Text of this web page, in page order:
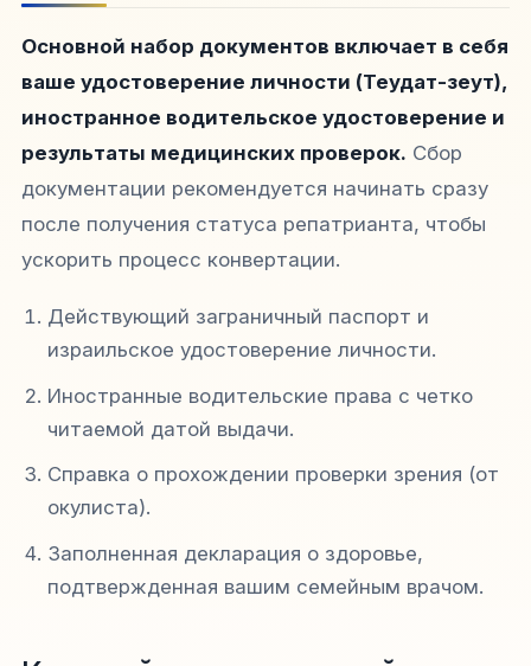
Основной набор документов включает в себя
ваше удостоверение личности (Теудат-зеут),
иностранное водительское удостоверение и
результаты медицинских проверок. Сбор
документации рекомендуется начинать сразу
после получения статуса репатрианта, чтобы
ускорить процесс конвертации.
Действующий заграничный паспорт и
израильское удостоверение личности.
Иностранные водительские права с четко
читаемой датой выдачи.
Справка о прохождении проверки зрения (от
окулиста).
Заполненная декларация о здоровье,
подтвержденная вашим семейным врачом.